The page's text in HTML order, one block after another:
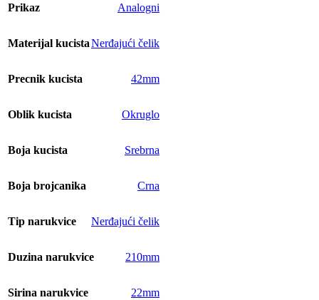
Prikaz Analogni
Materijal kucistaNerđajući čelik
Precnik kucista 42mm
Oblik kucista Okruglo
Boja kucista Srebrna
Boja brojcanika Crna
Tip narukvice Nerđajući čelik
Duzina narukvice 210mm
Sirina narukvice 22mm